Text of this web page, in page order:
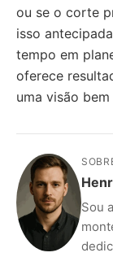
ou se o corte
isso
tempo em
oferece
uma visão
Sou